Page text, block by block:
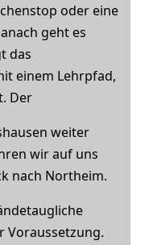
oder eine
geht es
das
einem Lehrpfad,
Der
weiter
wir auf uns
nach Northeim.
Voraussetzung.